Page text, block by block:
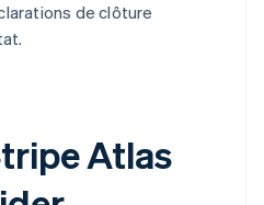
de clôture
Atlas